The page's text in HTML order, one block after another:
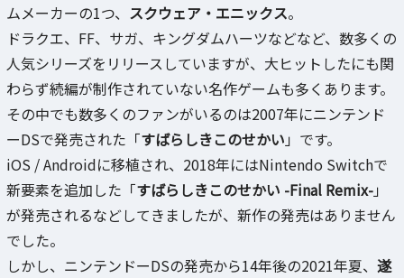
ムメーカーの1つ、 スクウェア・エニックス。
ドラクエ、FF、サガ、キングダムハーツなどなど、数多くの
人気シリーズをリリースしていますが、大ヒットしたにも関
わらず続編が制作されていない名作ゲームも多くあります。
その中でも数多くのファンがいるのは2007年にニンテンド
ーDSで発売された「すばらしきこのせかい 」です。
iOS / Androidに移植され、2018年にはNintendo Switchで
新要素を追加した「すばらしきこのせかい -Final Remix-」
が発売されるなどしてきましたが、新作の発売はありません
でした。
しかし、ニンテンドーDSの発売から14年後の2021年夏、 遂